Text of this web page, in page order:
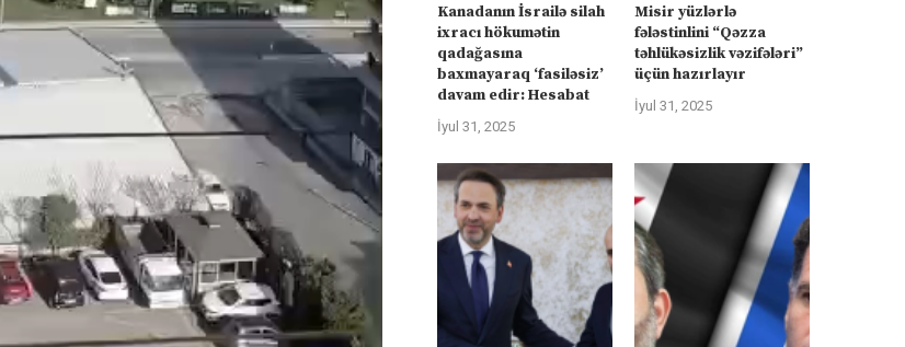
Kanadanın İsrailə silah
ixracı hökumətin
qadağasına
baxmayaraq ‘fasiləsiz’
davam edir: Hesabat
İyul 31, 2025
Misir yüzlərlə
fələstinlini “Qəzza
təhlükəsizlik vəzifələri”
üçün hazırlayır
İyul 31, 2025